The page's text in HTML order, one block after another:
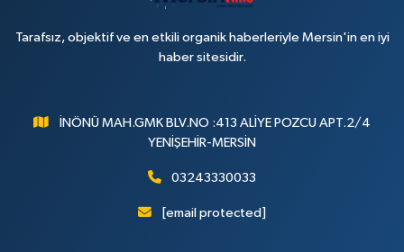
Tarafsız, objektif ve en etkili organik haberleriyle Mersin'in en iyi
haber sitesidir.
İNÖNÜ MAH.GMK BLV.NO :413 ALİYE POZCU APT.2/4
YENİŞEHİR-MERSİN
03243330033
[email protected]